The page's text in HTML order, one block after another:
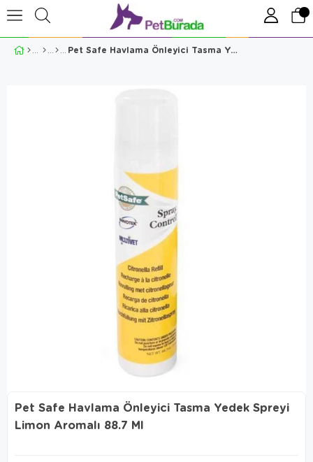
Pet Safe Havlama Önleyici Tasma Yedek Spreyi Limon Aromalı 88.7 Ml
Pet Safe Havlama Önleyici Tasma Yedek Spreyi
Limon Aromalı 88.7 Ml